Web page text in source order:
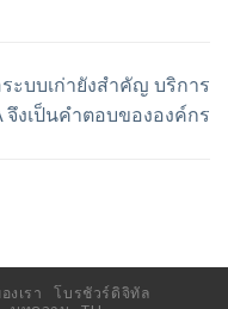
ระบบเก่ายังสำคัญ บริการ
จึงเป็นคำตอบขององค์กร
งเรา
โบรชัวร์ดิจิทัล